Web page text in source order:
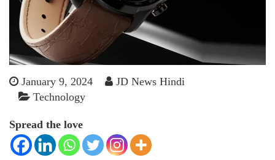
January 9, 2024
JD News Hindi
Technology
Spread the love